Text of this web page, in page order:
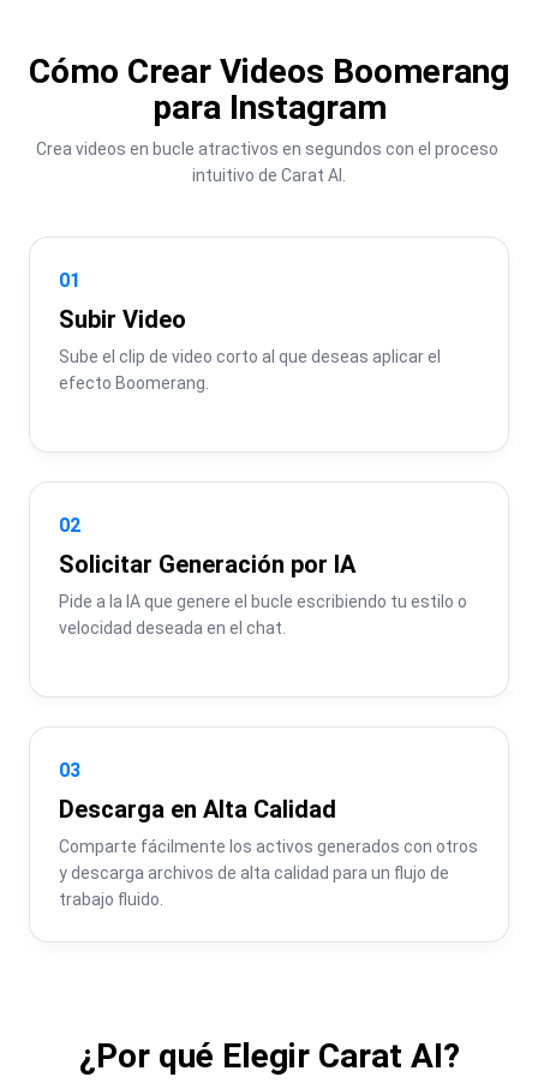
Cómo Crear Videos Boomerang
para Instagram
Crea videos en bucle atractivos en segundos con el proceso
intuitivo de Carat AI.
01
Subir Video
Sube el clip de video corto al que deseas aplicar el
efecto Boomerang.
02
Solicitar Generación por IA
Pide a la IA que genere el bucle escribiendo tu estilo o
velocidad deseada en el chat.
03
Descarga en Alta Calidad
Comparte fácilmente los activos generados con otros
y descarga archivos de alta calidad para un flujo de
trabajo fluido.
¿Por qué Elegir Carat AI?